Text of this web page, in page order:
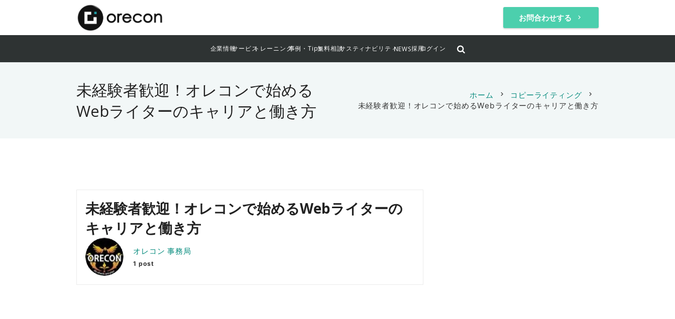
お問合わせする keyboard_arrow_right
企業情報サービストレーニング事例・Tips無料相談サスティナビリティNEWS採用ログイン
未経験者歓迎！オレコンで始める
Webライターのキャリアと働き方
ホーム chevron_right コピーライティング chevron_right
未経験者歓迎！オレコンで始めるWebライターのキャリアと働き方
未経験者歓迎！オレコンで始めるWebライターの
キャリアと働き方
オレコン 事務局
1 post